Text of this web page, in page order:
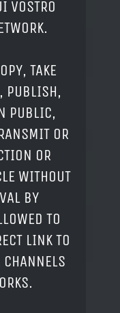
VOSTRO
TAKE
PUBLISH,
PUBLIC,
OR
OR
WITHOUT
BY
TO
LINK TO